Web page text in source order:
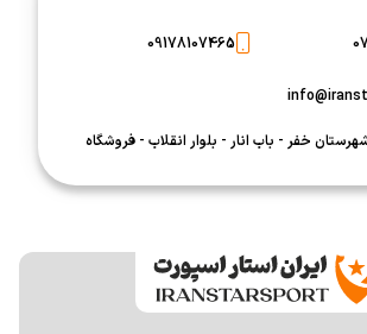
09178107465
خفر - باب انار - بلوار انقلاب - فروشگاه